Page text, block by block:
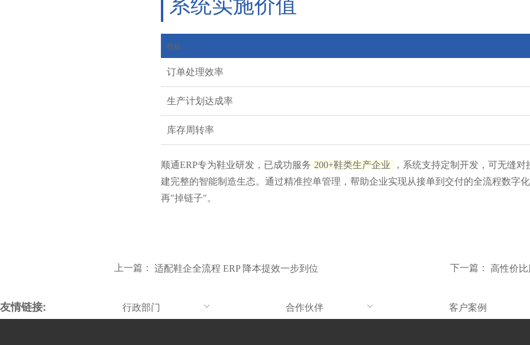
指标
订单处理效率
生产计划达成率
库存周转率
顺通ERP专为鞋业研发，已成功服务 200+鞋类生产企业
，系统支持定制开发，可无缝
建完整的智能制造生态。通过精准控单管理，帮助企业实现从接单到交付的全流程数字
再"掉链子"。
上一篇：适配鞋企全流程 ERP 降本提效一步到位 下一篇： 高性价
友情链接: 行政部门 合作伙伴 客户案例